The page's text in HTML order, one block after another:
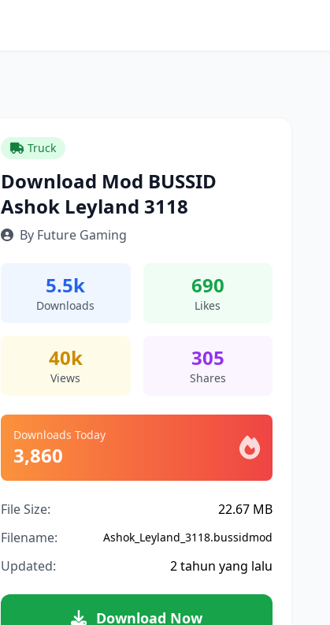
Truck
Download Mod BUSSID
Ashok Leyland 3118
By Future Gaming
5.5k
Downloads
690
Likes
40k
Views
305
Shares
Downloads Today
3,860
File Size:
22.67 MB
Filename:
Ashok_Leyland_3118.bussidmod
Updated: 2 tahun yang lalu
Download Now